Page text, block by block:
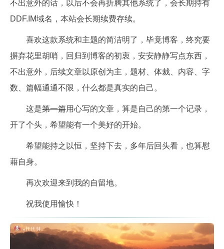
不出意外的话，以后不会再折腾其他系统了，会长期持有
DDF.IM域名，本站会长期续费存续。
喜欢这款系统和主题的简洁明了，毕竟博客，终究要
摒弃花里胡哨，回归到博客的初衷，安安静静写点东西，
不出意外，后续文章以原创为主，题材、体裁、内容、字
数、篇幅通通不限，什么都是真实的自己。
这是第一篇用心写的文章，算是自己的第一个记录，
开了个头，希望能有一个美好的开始。
希望能持之以恒，坚持下去，多年后回头看，也算慰
藉自身。
再次欢迎来到我的自留地。
祝我使用愉快！